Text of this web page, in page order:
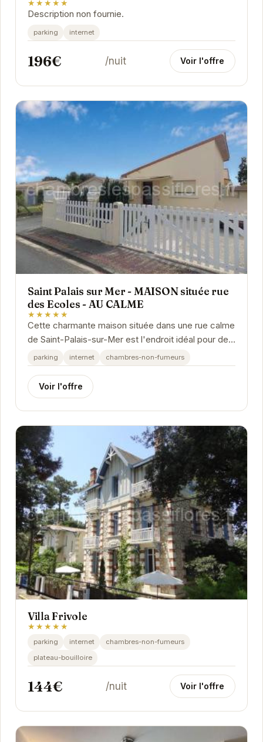
★★★★★
Description non fournie.
parking internet
196€ /nuit Voir l'offre
Saint Palais sur Mer - MAISON située rue
des Ecoles - AU CALME
★★★★★
Cette charmante maison située dans une rue calme
de Saint-Palais-sur-Mer est l'endroit idéal pour des
vacances en famille ou entre amis. Proche de...
parking internet chambres-non-fumeurs
Voir l'offre
Villa Frivole
★★★★★
parking internet
chambres-non-fumeurs
plateau-bouilloire
144€ /nuit Voir l'offre